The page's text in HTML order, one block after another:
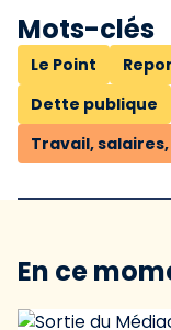
Mots-clés
Le Point
Dette publique
Travail,
En ce